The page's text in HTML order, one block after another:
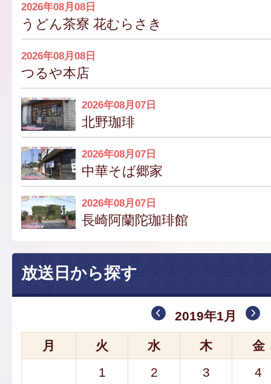
2026年08月08日
うどん茶寮 花むらさき
2026年08月08日
つるや本店
2026年08月07日
北野珈琲
2026年08月07日
中華そば郷家
2026年08月07日
長崎阿蘭陀珈琲館
放送日から探す
2019年1月
月 火 水 木
金
1
2 3
4